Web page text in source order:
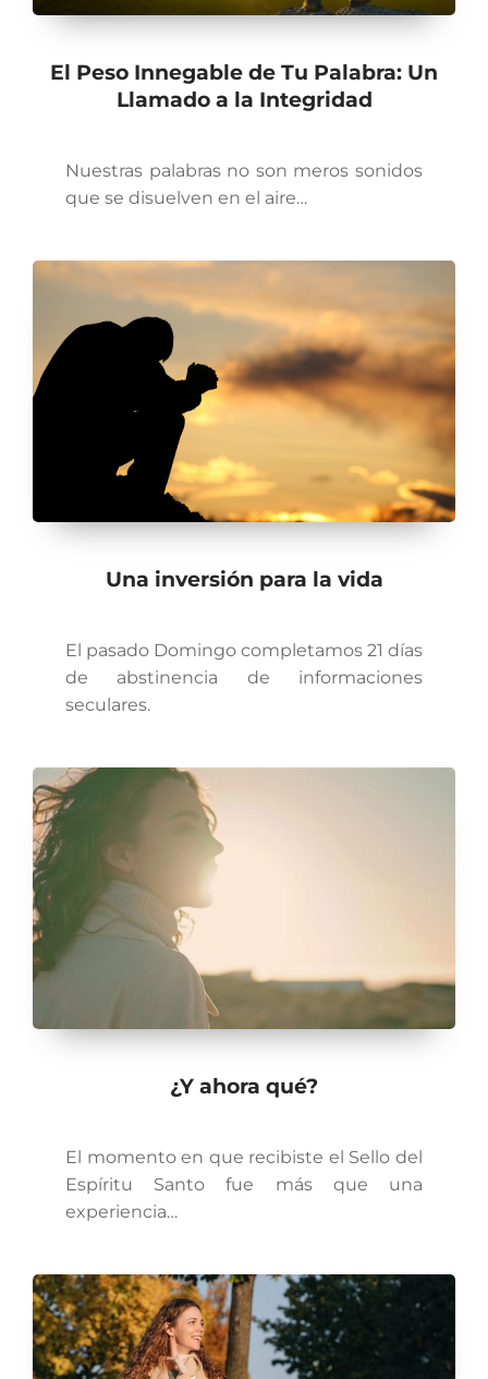
El Peso Innegable de Tu Palabra: Un
Llamado a la Integridad
Nuestras palabras no son meros sonidos
que se disuelven en el aire…
Una inversión para la vida
El pasado Domingo completamos 21 días
de abstinencia de informaciones
seculares.
¿Y ahora qué?
El momento en que recibiste el Sello del
Espíritu Santo fue más que una
experiencia…